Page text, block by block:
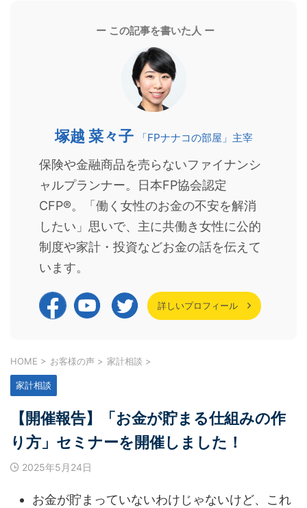
ー この記事を書いた人 ー
塚越 菜々子 「FPナナコの部屋」主宰
保険や金融商品を売らないファイナンシ
ャルプランナー。日本FP協会認定
CFP®。「働く女性のお金の不安を解消
したい」思いで、主に共働き女性に公的
制度や家計・投資などお金の話を伝えて
います。
詳しいプロフィール
HOME > お客様の声 > 家計相談 >
家計相談
【開催報告】「お金が貯まる仕組みの作
り方」セミナーを開催しました！
2025年5月24日
お金が貯まっていないわけじゃないけど、これ